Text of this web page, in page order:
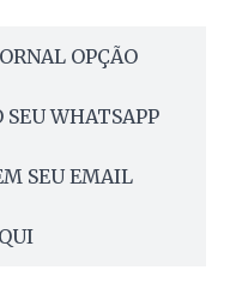
OPÇÃO
SEU WHATSAPP
SEU EMAIL